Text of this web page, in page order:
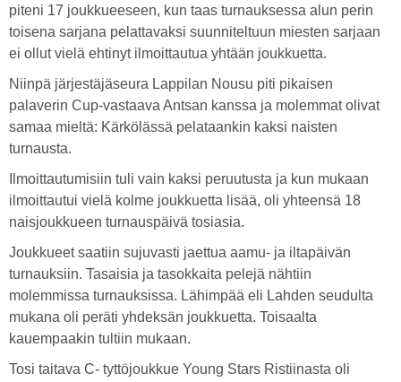
piteni 17 joukkueeseen, kun taas turnauksessa alun perin
toisena sarjana pelattavaksi suunniteltuun miesten sarjaan
ei ollut vielä ehtinyt ilmoittautua yhtään joukkuetta.
Niinpä järjestäjäseura Lappilan Nousu piti pikaisen
palaverin Cup-vastaava Antsan kanssa ja molemmat olivat
samaa mieltä: Kärkölässä pelataankin kaksi naisten
turnausta.
Ilmoittautumisiin tuli vain kaksi peruutusta ja kun mukaan
ilmoittautui vielä kolme joukkuetta lisää, oli yhteensä 18
naisjoukkueen turnauspäivä tosiasia.
Joukkueet saatiin sujuvasti jaettua aamu- ja iltapäivän
turnauksiin. Tasaisia ja tasokkaita pelejä nähtiin
molemmissa turnauksissa. Lähimpää eli Lahden seudulta
mukana oli peräti yhdeksän joukkuetta. Toisaalta
kauempaakin tultiin mukaan.
Tosi taitava C- tyttöjoukkue Young Stars Ristiinasta oli